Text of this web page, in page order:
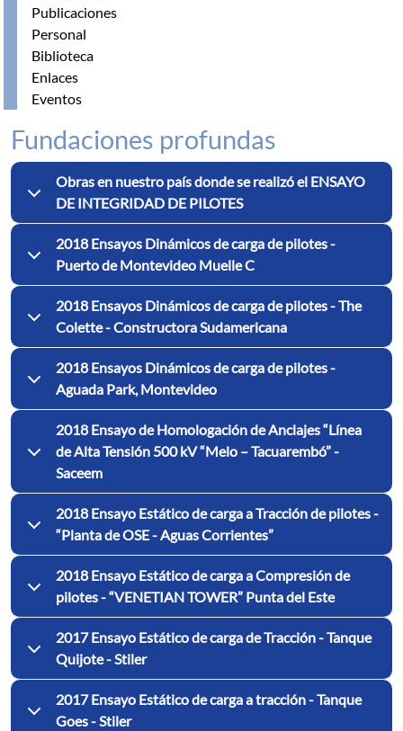
Publicaciones
Personal
Biblioteca
Enlaces
Eventos
Fundaciones profundas
Obras en nuestro país donde se realizó el ENSAYO
DE INTEGRIDAD DE PILOTES
2018 Ensayos Dinámicos de carga de pilotes -
Puerto de Montevideo Muelle C
2018 Ensayos Dinámicos de carga de pilotes - The
Colette - Constructora Sudamericana
2018 Ensayos Dinámicos de carga de pilotes -
Aguada Park, Montevideo
2018 Ensayo de Homologación de Anclajes “Línea
de Alta Tensión 500 kV “Melo – Tacuarembó” -
Saceem
2018 Ensayo Estático de carga a Tracción de pilotes -
“Planta de OSE - Aguas Corrientes”
2018 Ensayo Estático de carga a Compresión de
pilotes - “VENETIAN TOWER” Punta del Este
2017 Ensayo Estático de carga de Tracción - Tanque
Quijote - Stiler
2017 Ensayo Estático de carga a tracción - Tanque
Goes - Stiler